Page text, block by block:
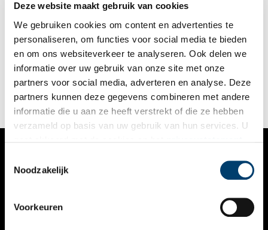
Deze website maakt gebruik van cookies
We gebruiken cookies om content en advertenties te
personaliseren, om functies voor social media te bieden
en om ons websiteverkeer te analyseren. Ook delen we
informatie over uw gebruik van onze site met onze
partners voor social media, adverteren en analyse. Deze
partners kunnen deze gegevens combineren met andere
informatie die u aan ze heeft verstrekt of die ze hebben
verzameld op basis van uw gebruik van hun services. U
Noodzakelijk
Voorkeuren
In 1981 vond een archeoloog een Romeinse panfluit bij
Dorregeest, Uitgeest. Het was een bijzondere vondst, want de
panfluit was uit één stuk gemaakt. Tot nog toe zijn in heel
Europa slechts vier panfluiten gevonden uit de Romeinse tijd
die van één plankje hout zijn gemaakt.
VERHALEN
KALENDER